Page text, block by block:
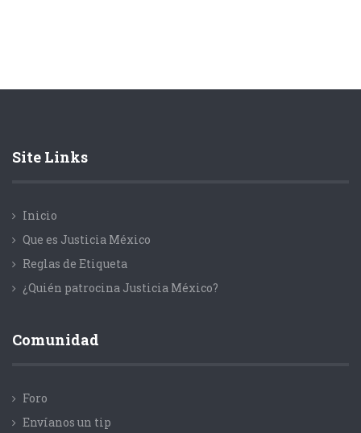
Site Links
Inicio
Que es Justicia México
Reglas de Etiqueta
¿Quién patrocina Justicia México?
Comunidad
Foro
Envíanos un tip